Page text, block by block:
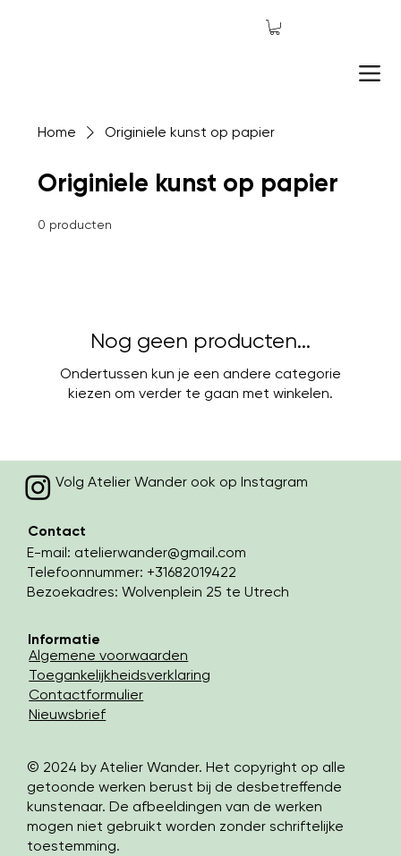
Home Originiele kunst op papier
Originiele kunst op papier
0 producten
Nog geen producten...
Ondertussen kun je een andere categorie
kiezen om verder te gaan met winkelen.
Volg Atelier Wander ook op Instagram
Contact
E-mail: atelierwander@gmail.com
Telefoonnummer: +31682019422
Bezoekadres: Wolvenplein 25 te Utrech
Informatie
Algemene voorwaarden
Toegankelijkheidsverklaring
Contactformulier
Nieuwsbrief
© 2024 by Atelier Wander. Het copyright op alle
getoonde werken berust bij de desbetreffende
kunstenaar. De afbeeldingen van de werken
mogen niet gebruikt worden zonder schriftelijke
toestemming.